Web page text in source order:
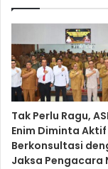
Tak Perlu Ragu,
Enim Diminta Aktif
Berkonsultasi
Jaksa Pengacara